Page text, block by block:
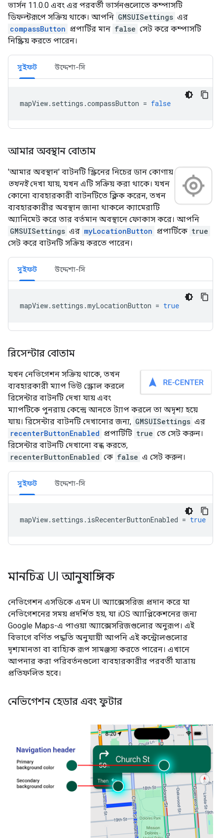
ভার্সন 11.0.0 এবং এর পরবর্তী ভার্সনগুলোতে কম্পাসটি
ডিফল্টরূপে সক্রিয় থাকে। আপনি GMSUISettings এর
compassButton প্রপার্টির মান false সেট করে কম্পাসটি
নিষ্ক্রিয় করতে পারেন।
সুইফট উদ্দেশ্য-সি
mapView. settings .compassButton = false
আমার অবস্থান বোতাম
'আমার অবস্থান' বাটনটি স্ক্রিনের নিচের ডান কোণায়
তখনইদেখা যায়, যখন এটি সক্রিয় করা থাকে। যখন
কোনো ব্যবহারকারী বাটনটিতে ক্লিক করেন, তখন
ব্যবহারকারীর অবস্থান জানা থাকলে ক্যামেরাটি
অ্যানিমেট করে তার বর্তমান অবস্থানে ফোকাস করে। আপনি
GMSUISettings এর myLocationButton প্রপার্টিকে true
সেট করে বাটনটি সক্রিয় করতে পারেন।
সুইফট উদ্দেশ্য-সি
mapView. settings .myLocationButton = true
রিসেন্টার বোতাম
যখন নেভিগেশন সক্রিয় থাকে, তখন
ব্যবহারকারী ম্যাপ ভিউ স্ক্রোল করলে
রিসেন্টার বাটনটি দেখা যায় এবং
ম্যাপটিকে পুনরায় কেন্দ্রে আনতে ট্যাপ করলে তা অদৃশ্য হয়ে
যায়। রিসেন্টার বাটনটি দেখানোর জন্য, GMSUISettings এর
recenterButtonEnabled প্রপার্টিটি true তে সেট করুন।
রিসেন্টার বাটনটি দেখানো বন্ধ করতে,
recenterButtonEnabled কে false এ সেট করুন।
সুইফট উদ্দেশ্য-সি
mapView. settings . isRecenterButtonEnabled = true
মানচিত্র UI আনুষাঙ্গিক
নেভিগেশন এসডিকে এমন UI অ্যাক্সেসরিজ প্রদান করে যা
নেভিগেশনের সময় প্রদর্শিত হয়, যা iOS অ্যাপ্লিকেশনের জন্য
Google Maps-এ পাওয়া অ্যাক্সেসরিজগুলোর অনুরূপ। এই
বিভাগে বর্ণিত পদ্ধতি অনুযায়ী আপনি এই কন্ট্রোলগুলোর
দৃশ্যমানতা বা বাহ্যিক রূপ সামঞ্জস্য করতে পারেন। এখানে
আপনার করা পরিবর্তনগুলো ব্যবহারকারীর পরবর্তী যাত্রায়
প্রতিফলিত হবে।
নেভিগেশন হেডার এবং ফুটার